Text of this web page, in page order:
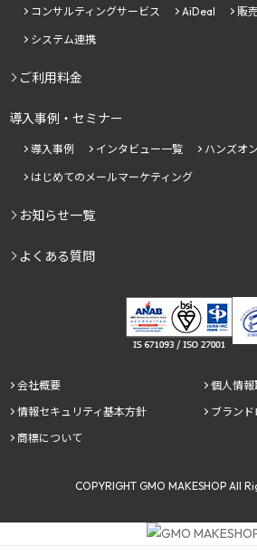
コンサルティングサービス AiDeal 販
システム連携
ご利用料金
導入事例・セミナー
導入事例 インタビュー一覧 ハンズオ
はじめてのメールマーケティング
お知らせ一覧
よくある質問
会社概要
個人情報
情報セキュリティ基本方針
ブラン
商標について
COPYRIGHT GMO MAKESHOP All